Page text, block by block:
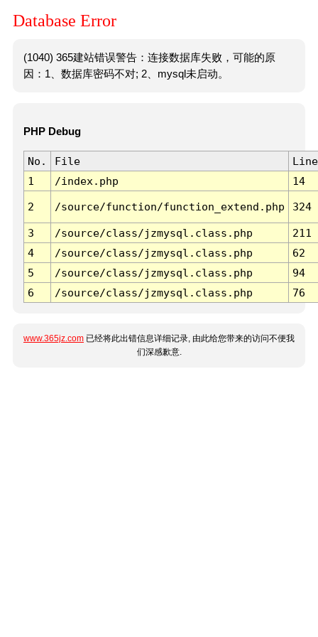
Database Error
(1040) 365建站错误警告：连接数据库失败，可能的原
因：1、数据库密码不对; 2、mysql未启动。
PHP Debug
No. File
Line
1
/index.php 14
2 /source/function/function_extend.php 324
3 /source/class/jzmysql.class.php
211
4
/source/class/jzmysql.class.php
62
5
/source/class/jzmysql.class.php
94
6
/source/class/jzmysql.class.php 76
www.365jz.com 已经将此出错信息详细记录, 由此给您带来的访问不便我
们深感歉意.